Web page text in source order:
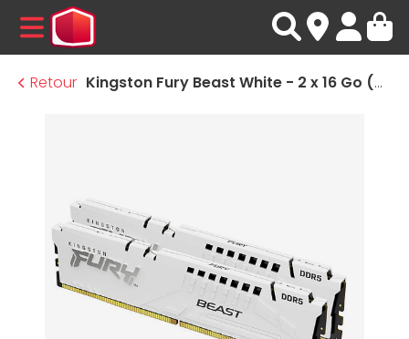
MENU
Retour
Kingston Fury Beast White - 2 x 16 Go (32 Go) - DDR5 6400 MHz - CL32